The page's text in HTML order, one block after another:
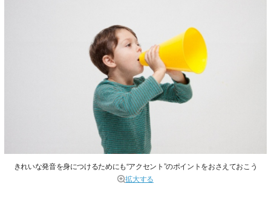
きれいな発音を身につけるためにも“アクセント”のポイントをおさえておこう
拡大する